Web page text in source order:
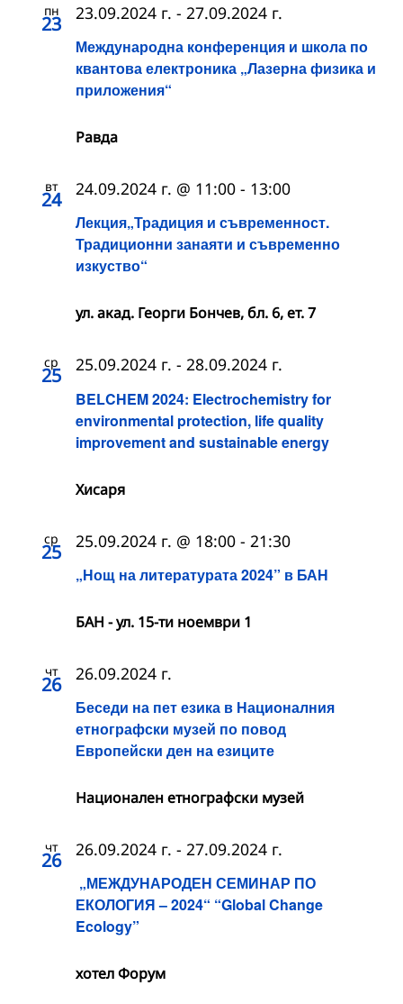
пн
23
Международна конференция и школа по
квантова електроника „Лазерна физика и
приложения“
23.09.2024 г. - 27.09.2024 г.
Равда
вт
24
Лекция„Традиция и съвременност.
Традиционни занаяти и съвременно
изкуство“
24.09.2024 г. @ 11:00 - 13:00
ул. акад. Георги Бончев, бл. 6, ет. 7
ср
25
BELCHEM 2024: Electrochemistry for
environmental protection, life quality
improvement and sustainable energy
25.09.2024 г. - 28.09.2024 г.
Хисаря
ср
25
„Нощ на литературата 2024” в БАН
25.09.2024 г. @ 18:00 - 21:30
БАН - ул. 15-ти ноември 1
чт
26
Беседи на пет езика в Националния
етнографски музей по повод
Европейски ден на езиците
26.09.2024 г.
Национален етнографски музей
чт
26
„МЕЖДУНАРОДЕН СЕМИНАР ПО
ЕКОЛОГИЯ – 2024“ “Global Change
Ecology”
26.09.2024 г. - 27.09.2024 г.
хотел Форум